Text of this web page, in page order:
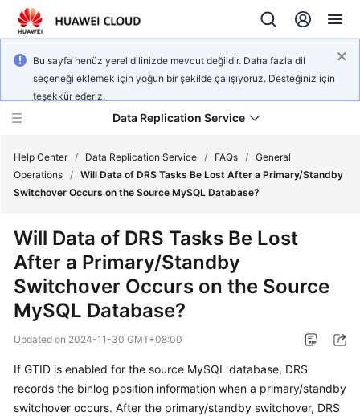
Bu sayfa henüz yerel dilinizde mevcut değildir. Daha fazla dil
seçeneği eklemek için yoğun bir şekilde çalışıyoruz. Desteğiniz için
teşekkür ederiz.
Data Replication Service
Service
Overview
Billing
Started
User
Help Center / Data Replication Service / FAQs / General
Operations / Will Data of DRS Tasks Be Lost After a Primary/Standby
Switchover Occurs on the Source MySQL Database?
Will Data of DRS Tasks Be Lost
After a Primary/Standby
Switchover Occurs on the Source
MySQL Database?
Updated on 2024-11-30 GMT+08:00
If GTID is enabled for the source MySQL database, DRS
records the binlog position information when a primary/standby
switchover occurs. After the primary/standby switchover, DRS